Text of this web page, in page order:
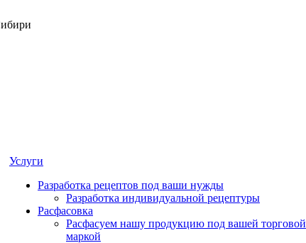
Услуги
Разработка рецептов под ваши нужды
Разработка индивидуальной рецептуры
Расфасовка
Расфасуем нашу продукцию под вашей торговой
маркой